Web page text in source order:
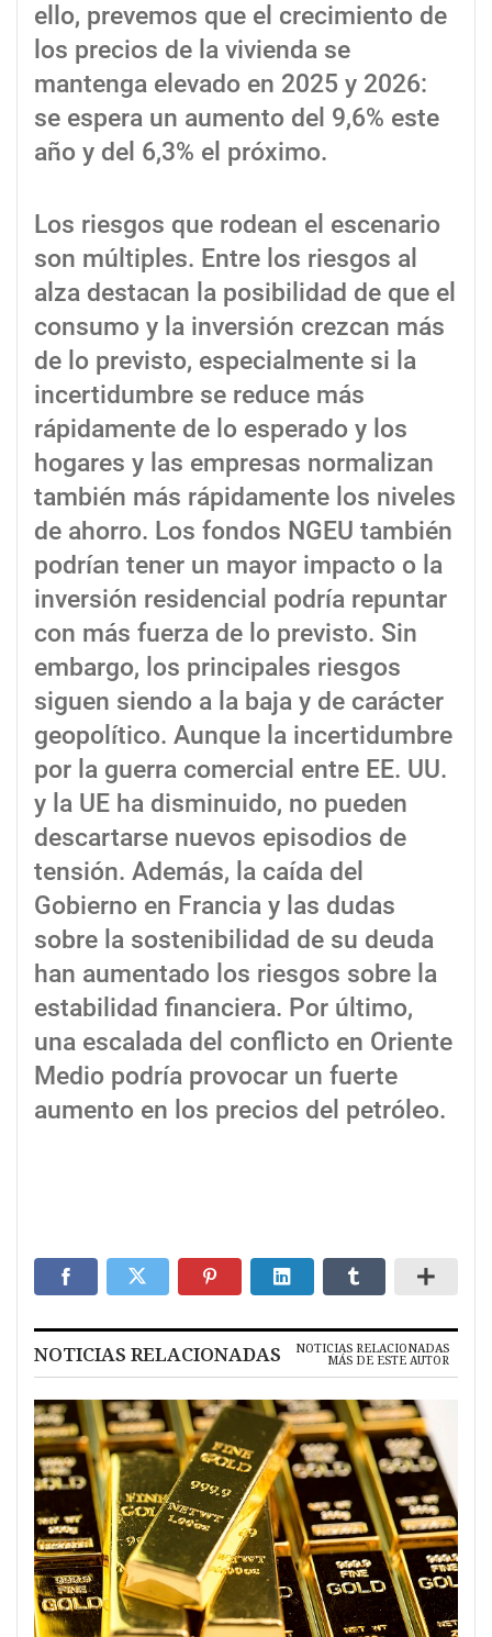
ello, prevemos que el crecimiento de
los precios de la vivienda se
mantenga elevado en 2025 y 2026:
se espera un aumento del 9,6% este
año y del 6,3% el próximo.
Los riesgos que rodean el escenario
son múltiples. Entre los riesgos al
alza destacan la posibilidad de que el
consumo y la inversión crezcan más
de lo previsto, especialmente si la
incertidumbre se reduce más
rápidamente de lo esperado y los
hogares y las empresas normalizan
también más rápidamente los niveles
de ahorro. Los fondos NGEU también
podrían tener un mayor impacto o la
inversión residencial podría repuntar
con más fuerza de lo previsto. Sin
embargo, los principales riesgos
siguen siendo a la baja y de carácter
geopolítico. Aunque la incertidumbre
por la guerra comercial entre EE. UU.
y la UE ha disminuido, no pueden
descartarse nuevos episodios de
tensión. Además, la caída del
Gobierno en Francia y las dudas
sobre la sostenibilidad de su deuda
han aumentado los riesgos sobre la
estabilidad financiera. Por último,
una escalada del conflicto en Oriente
Medio podría provocar un fuerte
aumento en los precios del petróleo.
NOTICIAS RELACIONADAS NOTICIAS RELACIONADAS
MÁS DE ESTE AUTOR